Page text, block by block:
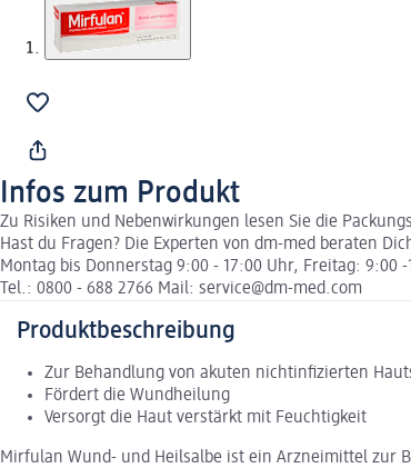
Infos zum Produkt
Zu Risiken und Nebenwirkungen lesen Sie die
Hast du Fragen? Die Experten von dm-med beraten
Montag bis Donnerstag 9:00 - 17:00 Uhr, Freitag: 9:00 -
Tel.: 0800 - 688 2766 Mail: service@dm-med.com
Produktbeschreibung
Zur Behandlung von akuten nichtinfizierten
Fördert die Wundheilung
Versorgt die Haut verstärkt mit Feuchtigkeit
Mirfulan Wund- und Heilsalbe ist ein Arzneimittel zur